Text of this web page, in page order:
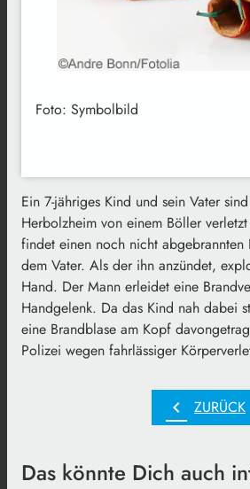
Foto: Symbolbild
Ein 7-jähriges Kind und sein Vater
Herbolzheim von einem Böller
findet einen noch nicht
dem Vater. Als der ihn anzündet,
Hand. Der Mann erleidet eine
Handgelenk. Da das Kind nah dabei
eine Brandblase am Kopf
Polizei wegen fahrlässiger
chevron_left ZURÜCK
Das könnte Dich auch